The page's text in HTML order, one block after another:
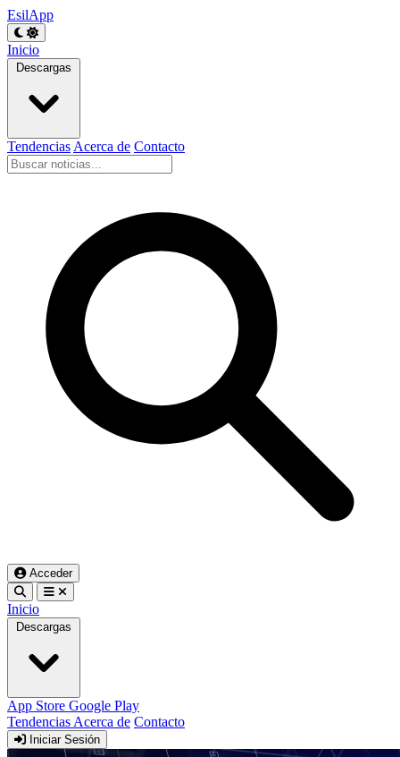
EsilApp
Inicio
Descargas
Tendencias Acerca de Contacto
Acceder
Inicio
Descargas
App Store Google Play
Tendencias Acerca de Contacto
Iniciar Sesión